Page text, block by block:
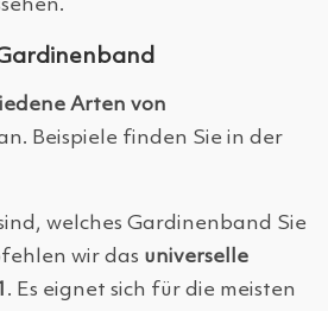
Arten von
Beispiele finden Sie in der
welches Gardinenband Sie
wir das universelle
. Es eignet sich für die meisten